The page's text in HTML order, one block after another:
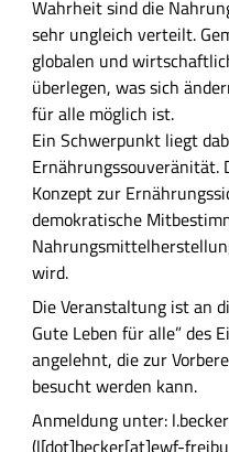
r
l
i
c
h
e
B
e
s
c
r
e
i
b
u
Wahrheit sind die
sehr ungleich verteilt.
globalen und
überlegen, was sich
für alle möglich ist.
Ein Schwerpunkt liegt
Ernährungssouveränität.
Konzept zur
demokratische
wird.
Die Veranstaltung ist an
Gute Leben für alle” des
angelehnt, die zur
besucht werden kann.
Anmeldung unter: l.becker